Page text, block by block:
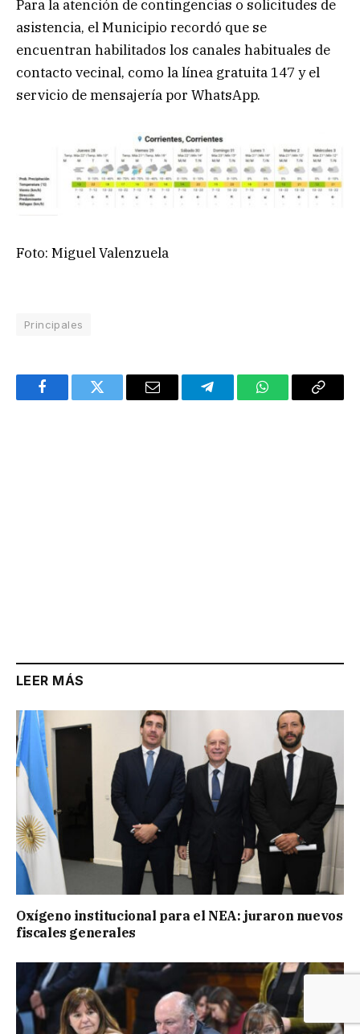
Para la atención de contingencias o solicitudes de
asistencia, el Municipio recordó que se
encuentran habilitados los canales habituales de
contacto vecinal, como la línea gratuita 147 y el
servicio de mensajería por WhatsApp.
Foto: Miguel Valenzuela
Principales
FacebookTwitter Email TelegramWhatsAppCopy
LEER MÁS
Oxígeno institucional para el NEA: juraron nuevos
fiscales generales